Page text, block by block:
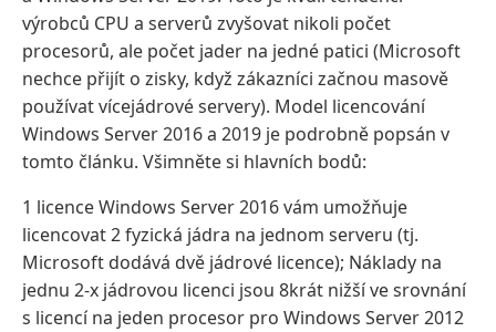
výrobců CPU a serverů zvyšovat nikoli počet
procesorů, ale počet jader na jedné patici (Microsoft
nechce přijít o zisky, když zákazníci začnou masově
používat vícejádrové servery). Model licencování
Windows Server 2016 a 2019 je podrobně popsán v
tomto článku. Všimněte si hlavních bodů:
1 licence Windows Server 2016 vám umožňuje
licencovat 2 fyzická jádra na jednom serveru (tj.
Microsoft dodává dvě jádrové licence); Náklady na
jednu 2-x jádrovou licenci jsou 8krát nižší ve srovnání
s licencí na jeden procesor pro Windows Server 2012